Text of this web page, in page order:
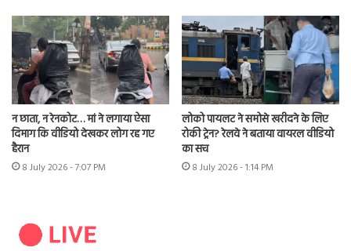
न छाता, न रेनकोट… मां ने लगाया ऐसा
दिमाग कि वीडियो देखकर लोग रह गए
हैरान
8 July 2026 - 7:07 PM
लोको पायलट ने समोसे खरीदने के लिए
रोकी ट्रेन? रेलवे ने बताया वायरल वीडियो
का सच
8 July 2026 - 1:14 PM